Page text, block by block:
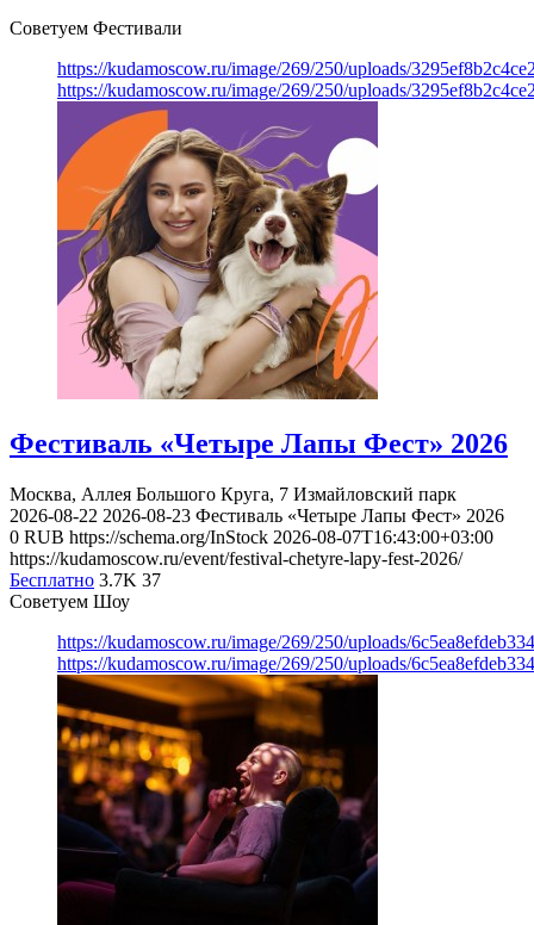
Советуем Фестивали
https://kudamoscow.ru/image/269/250/uploads/
https://kudamoscow.ru/image/269/250/uploads/
Фестиваль «Четыре Лапы Фест» 2026
Москва, Аллея Большого Круга, 7 Измайловский парк
2026-08-22 2026-08-23 Фестиваль «Четыре Лапы Фест» 2026
0 RUB https://schema.org/InStock 2026-08-07T16:43:00+03:00
https://kudamoscow.ru/event/festival-chetyre-lapy-fest-2026/
Бесплатно 3.7K 37
Советуем Шоу
https://kudamoscow.ru/image/269/250/uploads/
https://kudamoscow.ru/image/269/250/uploads/